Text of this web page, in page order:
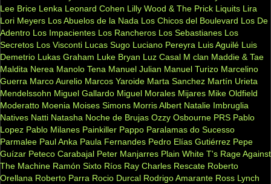
Lee Brice Lenka Leonard Cohen Lilly Wood & The Prick Liquits Lira
Lori Meyers Los Abuelos de la Nada Los Chicos del Boulevard Los De
Adentro Los Impacientes Los Rancheros Los Sebastianes Los
Secretos Los Visconti Lucas Sugo Luciano Pereyra Luis Aguilé Luis
Demetrio Lukas Graham Luke Bryan Luz Casal M clan Maddie & Tae
Maldita Nerea Manolo Tena Manuel Julian Manuel Turizo Marcelino
Guerra Marco Aurelio Marcos Yaroide Marta Sanchez Martín Urieta
Mendelssohn Miguel Gallardo Miguel Morales Mijares Mike Oldfield
Moderatto Moenia Moises Simons Morris Albert Natalie Imbruglia
Natives Natti Natasha Noche de Brujas Ozzy Osbourne PRS Pablo
Lopez Pablo Milanes Painkiller Pappo Paralamas do Sucesso
Parmalee Paul Anka Paula Fernandes Pedro Elías Gutiérrez Pepe
Guízar Peteco Carabajal Peter Manjarres Plain White T's Rage Against
The Machine Ramón Sixto Ríos Ray Charles Rescate Roberto
Orellana Roberto Parra Rocio Durcal Rodrigo Amarante Ross Lynch